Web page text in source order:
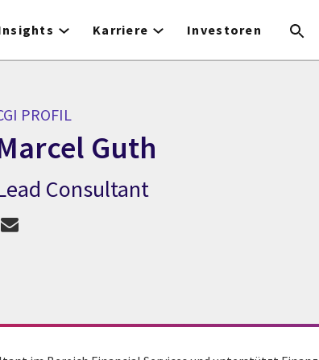
Karriere Investoren
PROFIL
Guth
Profil Marcel Guth
Consultant